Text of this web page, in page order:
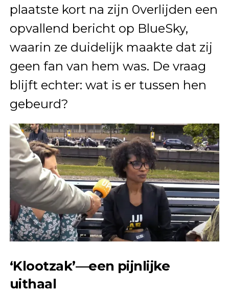
plaatste kort na zijn 0verlijden een
opvallend bericht op BlueSky,
waarin ze duidelijk maakte dat zij
geen fan van hem was. De vraag
blijft echter: wat is er tussen hen
gebeurd?
‘Klootzak’—een pijnlijke
uithaal